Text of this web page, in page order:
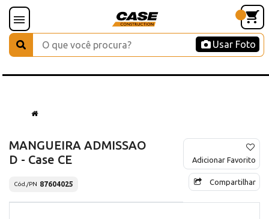
Usar Foto
MANGUEIRA ADMISSAO
D - Case CE
Cód./PN 87604025
Adicionar Favorito
Compartilhar